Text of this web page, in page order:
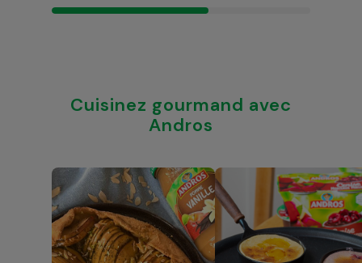
Cuisinez gourmand avec
Andros